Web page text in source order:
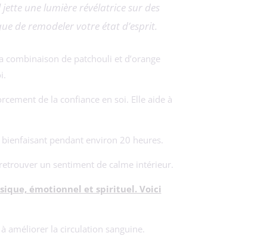
une lumière révélatrice sur des
de remodeler votre état d’esprit.
de patchouli et d’orange
de la confiance en soi. Elle aide à
pendant environ 20 heures.
un sentiment de calme intérieur.
émotionnel et spirituel. Voici
améliorer la circulation sanguine.